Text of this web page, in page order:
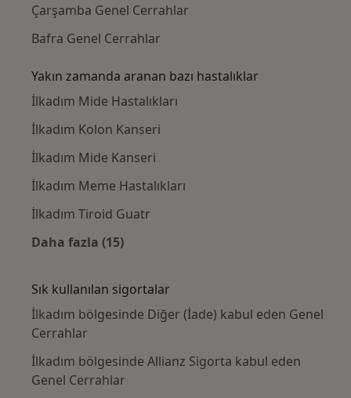
Çarşamba Genel Cerrahlar
Bafra Genel Cerrahlar
Yakın zamanda aranan bazı hastalıklar
İlkadım Mide Hastalıkları
İlkadım Kolon Kanseri
İlkadım Mide Kanseri
İlkadım Meme Hastalıkları
İlkadım Tiroid Guatr
Daha fazla (15)
Sık kullanılan sigortalar
İlkadım bölgesinde Diğer (İade) kabul eden Genel
Cerrahlar
İlkadım bölgesinde Allianz Sigorta kabul eden
Genel Cerrahlar